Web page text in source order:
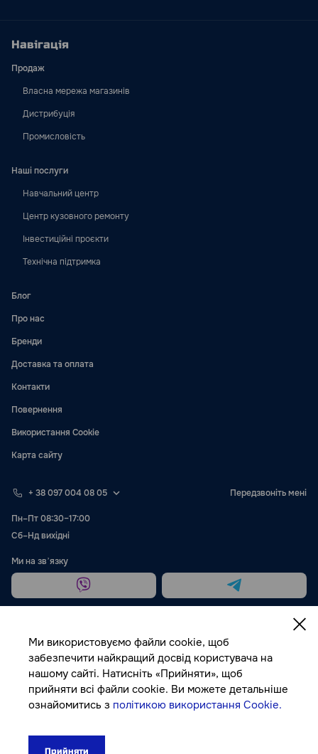
Навігація
Продаж
Власна мережа магазинів
Дистрибуція
Промисловість
Наші послуги
Навчальний центр
Центр кузовного ремонту
Інвестиційні проєкти
Технічна підтримка
Блог
Про нас
Бренди
Доставка та оплата
Контакти
Повернення
Використання Cookie
Карта сайту
+ 38 097 004 08 05 Передзвоніть мені
Пн–Пт 08:30–17:00
Сб–Нд вихідні
Ми на звʼязку
© Autocolor, 2026
Публічна оферта
Ми використовуємо файли cookie, щоб
забезпечити найкращий досвід користувача на
нашому сайті. Натисніть «Прийняти», щоб
прийняти всі файли cookie. Ви можете детальніше
ознайомитись з політикою використання Cookie.
Прийняти